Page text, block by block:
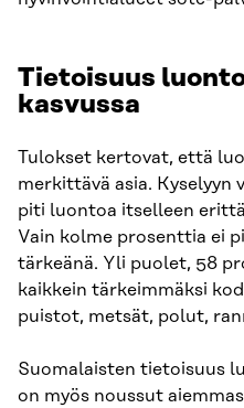
Tietoisuus
kasvussa
Tulokset kertovat, että
merkittävä asia. Kyselyyn
piti luontoa itselleen
Vain kolme prosenttia ei
tärkeänä. Yli puolet, 58
kaikkein tärkeimmäksi
puistot, metsät, polut,
Suomalaisten tietoisuus
on myös noussut